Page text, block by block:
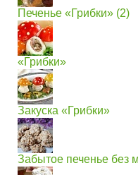
Печенье «Грибки» (2)
«Грибки»
Закуска «Грибки»
Забытое печенье без